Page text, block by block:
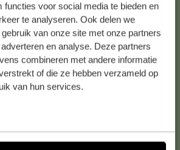
functies voor social media te bieden en
te analyseren. Ook delen we
van onze site met onze partners
en analyse. Deze partners
combineren met andere informatie
of die ze hebben verzameld op
van hun services.
anzeigen
Hilfe
oder Tipps und Hilfe brauchen, wenden